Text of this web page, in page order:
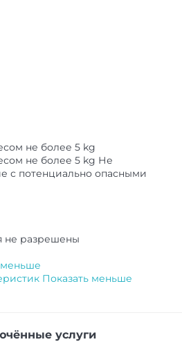
не более 5 kg
не более 5 kg Не
с потенциально опасными
не разрешены
Показать меньше
услуги